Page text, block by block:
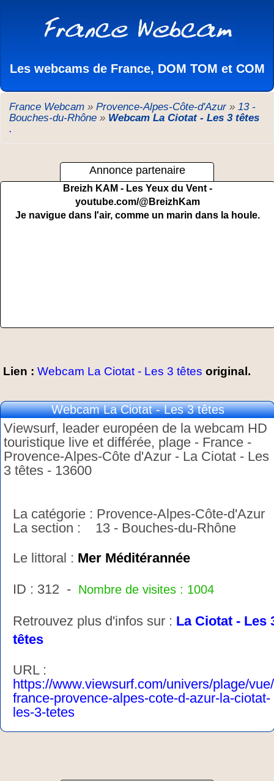
Les webcams de France, DOM TOM et COM
France Webcam » Provence-Alpes-Côte-d'Azur» 13 -
Bouches-du-Rhône » Webcam La Ciotat - Les 3 têtes
.
Annonce partenaire
Breizh KAM - Les Yeux du Vent -
youtube.com/@BreizhKam
Je navigue dans l'air, comme un marin dans la houle.
Lien : Webcam La Ciotat - Les 3 têtes original.
Webcam La Ciotat - Les 3 têtes
Viewsurf, leader européen de la webcam HD
touristique live et différée, plage - France -
Provence-Alpes-Côte d'Azur - La Ciotat - Les
3 têtes - 13600
La catégorie : Provence-Alpes-Côte-d'Azur
La section : 13 - Bouches-du-Rhône
Le littoral : Mer Méditérannée
ID : 312 - Nombre de visites : 1004
Retrouvez plus d'infos sur : La Ciotat - Les
têtes
URL :
https://www.viewsurf.com/univers/plage/
france-provence-alpes-cote-d-azur-la-ciotat-
les-3-tetes